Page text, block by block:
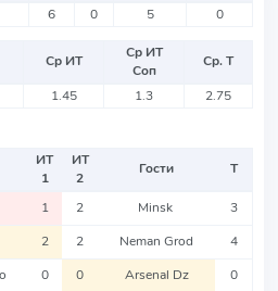
6 0 5 0
Ср ИТ
Ср ИТ
Соп
Ср. Т
1.45 1.3 2.75
ИТ
1
ИТ
2
Гости Т
1 2 Minsk 3
2 2 Neman Grod 4
0 0 Arsenal Dz 0